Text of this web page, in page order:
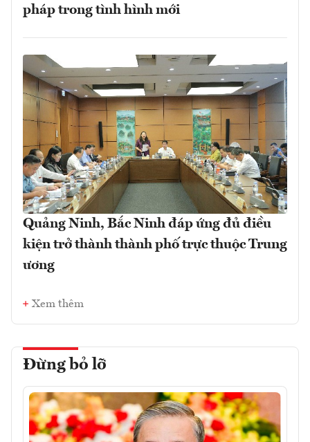
pháp trong tình hình mới
Quảng Ninh, Bắc Ninh đáp ứng đủ điều
kiện trở thành thành phố trực thuộc Trung
ương
Xem thêm
Đừng bỏ lỡ